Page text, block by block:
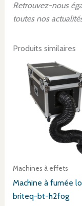
Retrouvez-nous
toutes nos
Produits similaires
Machines à effets
Machine à fumée
briteq-bt-h2fog